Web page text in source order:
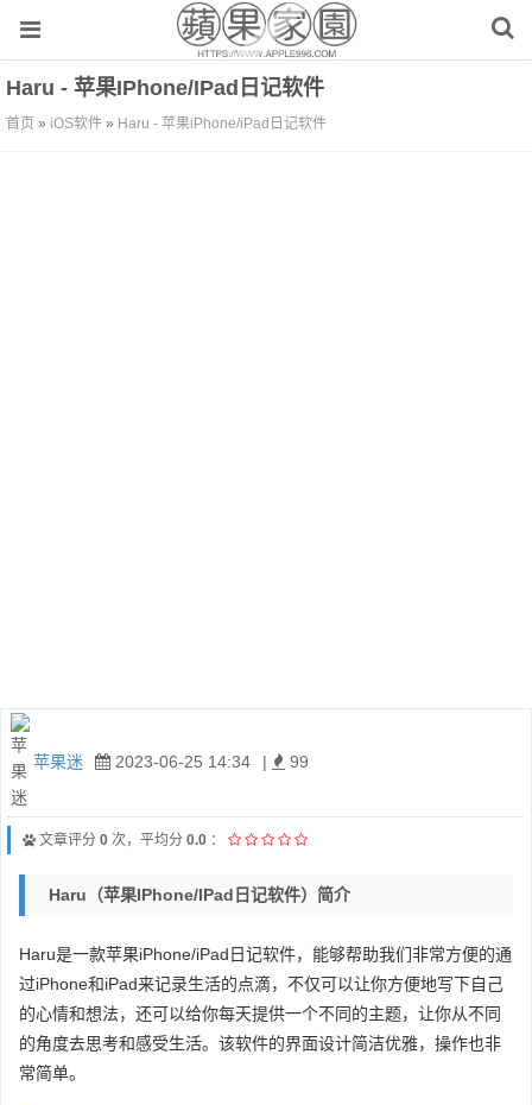
Haru - 苹果iPhone/iPad日记软件
首页 » iOS软件 » Haru - 苹果iPhone/iPad日记软件
苹果迷 2023-06-25 14:34 | 99
文章评分 0 次，平均分 0.0 ：
Haru（苹果iPhone/iPad日记软件）简介
Haru是一款苹果iPhone/iPad日记软件，能够帮助我们非常方便的通
过iPhone和iPad来记录生活的点滴，不仅可以让你方便地写下自己
的心情和想法，还可以给你每天提供一个不同的主题，让你从不同
的角度去思考和感受生活。该软件的界面设计简洁优雅，操作也非
常简单。